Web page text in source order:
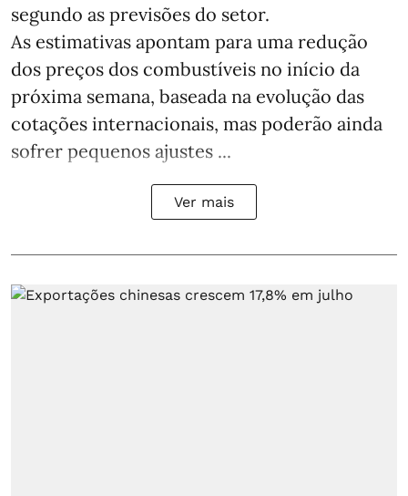
segundo as previsões do setor.
As estimativas apontam para uma redução
dos preços dos combustíveis no início da
próxima semana, baseada na evolução das
cotações internacionais, mas poderão ainda
sofrer pequenos ajustes ...
Ver mais